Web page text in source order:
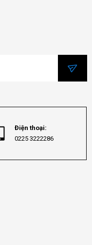
Điện thoại:
0225 3222286